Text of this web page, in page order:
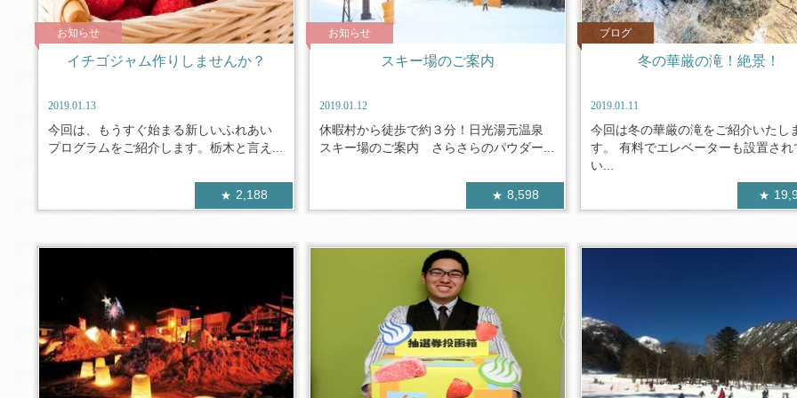
お知らせ
イチゴジャム作りしませんか？
2019.01.13
今回は、もうすぐ始まる新しいふれあい
プログラムをご紹介します。栃木と言え...
2,188
お知らせ
スキー場のご案内
2019.01.12
休暇村から徒歩で約３分！日光湯元温泉
スキー場のご案内 さらさらのパウダー...
8,598
ブログ
冬の華厳の滝！絶景！
2019.01.11
今回は冬の華厳の滝をご紹介いたし
す。 有料でエレベーターも設置され
い...